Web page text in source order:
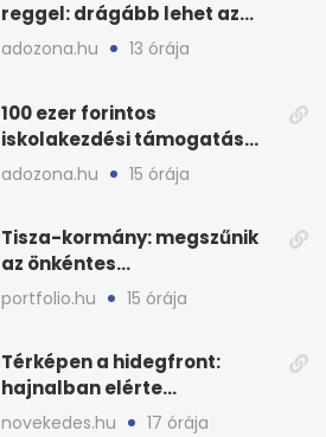
reggel: drágább lehet az
euró és a dollár
adozona.hu 13 órája
100 ezer forintos
iskolakezdési támogatás
2026 őszén: adózás,
munkáltatói plusz
adozona.hu 15 órája
Tisza-kormány: megszűnik
az önkéntes
fogyasztáscsökkentés
portfolio.hu 15 órája
Térképen a hidegfront:
hajnalban elérte
Magyarország határát
novekedes.hu 17 órája